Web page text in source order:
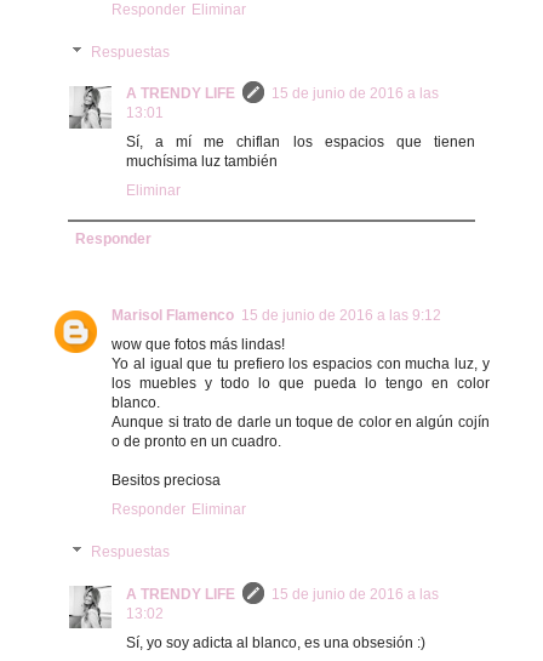
Responder Eliminar
Respuestas
A TRENDY LIFE
15 de junio de 2016 a las
13:01
Sí, a mí me chiflan los espacios que tienen
muchísima luz también
Eliminar
Responder
Marisol Flamenco 15 de junio de 2016 a las 9:12
wow que fotos más lindas!
Yo al igual que tu prefiero los espacios con mucha luz, y
los muebles y todo lo que pueda lo tengo en color
blanco.
Aunque si trato de darle un toque de color en algún cojín
o de pronto en un cuadro.
Besitos preciosa
Responder Eliminar
Respuestas
A TRENDY LIFE
15 de junio de 2016 a las
13:02
Sí, yo soy adicta al blanco, es una obsesión :)